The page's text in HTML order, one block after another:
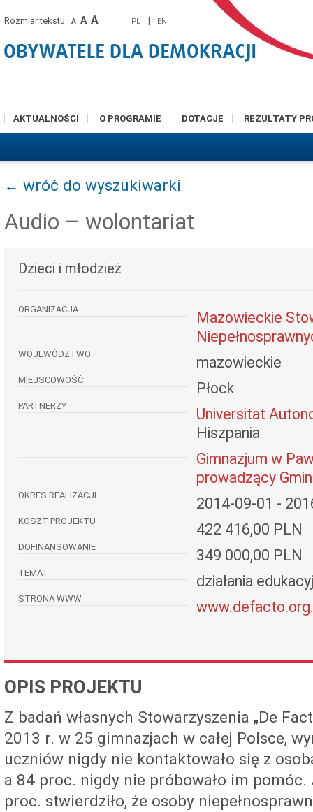
Rozmiar tekstu: A A A PL | EN
AKTUALNOŚCI O PROGRAMIE DOTACJE REZULTATY
← wróć do wyszukiwarki
Audio – wolontariat
Dzieci i młodzież
ORGANIZACJA
Mazowieckie
WOJEWÓDZTWO mazowieckie
MIEJSCOWOŚĆ Płock
PARTNERZY
Universitat
Hiszpania
Gimnazjum w
prowadzący
OKRES REALIZACJI 2014-09-01 -
KOSZT PROJEKTU 422 416,00 PLN
DOFINANSOWANIE 349 000,00 PLN
TEMAT działania
STRONA WWW
OPIS PROJEKTU
Z badań własnych Stowarzyszenia „De
2013 r. w 25 gimnazjach w całej Polsce,
uczniów nigdy nie kontaktowało się z
a 84 proc. nigdy nie próbowało im
proc. stwierdziło, że osoby